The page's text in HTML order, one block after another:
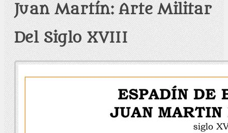
Juan Martín: Arte Militar
Del Siglo XVIII